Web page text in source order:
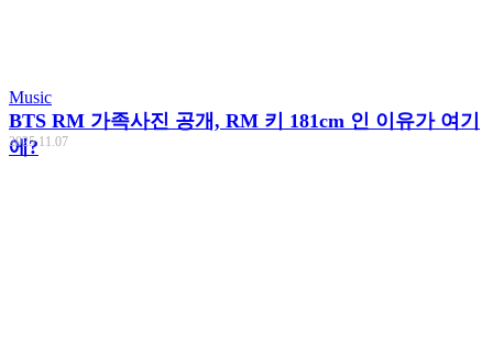
Music
BTS RM 가족사진 공개, RM 키 181cm 인 이유가 여기
에?
2025.11.07